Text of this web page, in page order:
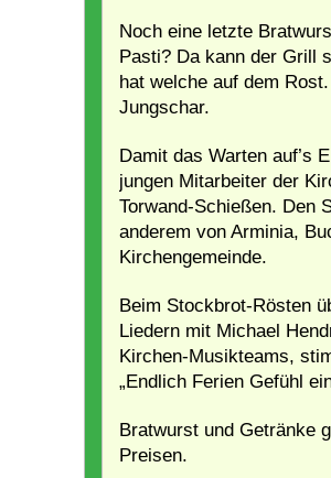
Noch eine letzte
Pasti? Da kann der Grill
hat welche auf dem
Jungschar.
Damit das Warten auf’s
jungen Mitarbeiter der
Torwand-Schießen. Den
anderem von Arminia,
Kirchengemeinde.
Beim Stockbrot-Rösten
Liedern mit Michael
Kirchen-Musikteams,
„Endlich Ferien Gefühl
Bratwurst und Getränke
Preisen.